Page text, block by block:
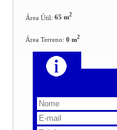
Área Útil:65 m2
Área Terreno:0 m2